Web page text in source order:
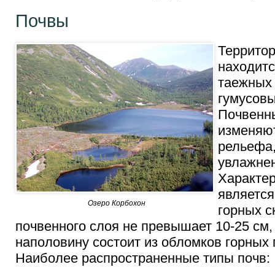
Почвы
Озеро Корбохон
горных
почвенного слоя не превышает 10-25
наполовину состоит из обломков горных
Наиболее распространенные типы почв: